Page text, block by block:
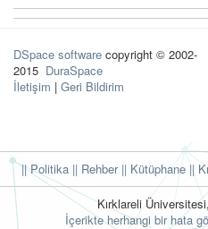
DSpace software copyright © 2002-
2015 DuraSpace
İletişim | Geri Bildirim
|| Politika || Rehber|| Kütüphane ||
Kırklareli
İçerikte herhangi bir hata